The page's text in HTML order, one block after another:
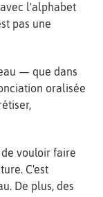
l'alphabet
pas une
— que dans
oralisée
vouloir faire
C'est
De plus, des